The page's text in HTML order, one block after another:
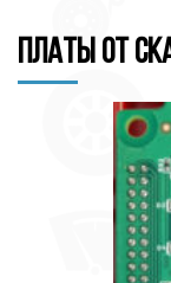
Платы от